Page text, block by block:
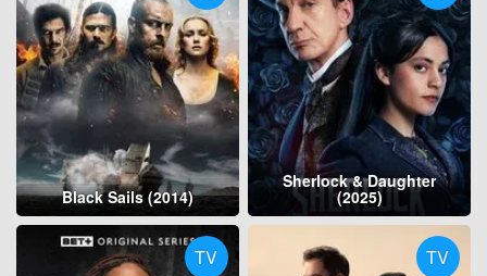
Black Sails (2014)
Sherlock & Daughter
(2025)
TV TV